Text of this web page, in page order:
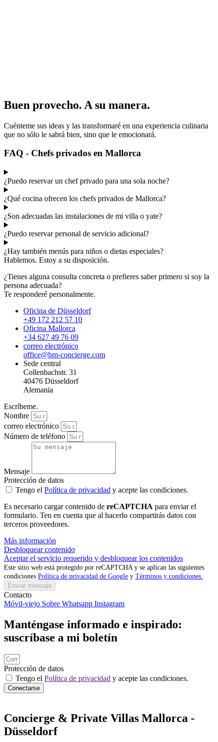
Buen provecho. A su manera.
Cuénteme sus ideas y las transformaré en una experiencia culinaria
que no sólo le sabrá bien, sino que le emocionará.
FAQ - Chefs privados en Mallorca
¿Puedo reservar un chef privado para una sola noche?
¿Qué cocina ofrecen los chefs privados de Mallorca?
¿Son adecuadas las instalaciones de mi villa o yate?
¿Puedo reservar personal de servicio adicional?
¿Hay también menús para niños o dietas especiales?
Hablemos. Estoy a su disposición.
¿Tienes alguna consulta concreta o prefieres saber primero si soy la
persona adecuada?
Te responderé personalmente.
Oficina de Düsseldorf
+49 172 212 57 10
Oficina Mallorca
+34 627 49 76 09
correo electrónico
office@bm-concierge.com
Sede central
Collenbachstr. 31
40476 Düsseldorf
Alemania
Escríbeme.
Nombre
correo electrónico
Número de teléfono
Mensaje
Protección de datos
Tengo el Política de privacidad y acepte las condiciones.
Es necesario cargar contenido de reCAPTCHA para enviar el
formulario. Ten en cuenta que al hacerlo compartirás datos con
terceros proveedores.
Más información
Desbloquear contenido
Aceptar el servicio requerido y desbloquear los contenidos
Este sitio web está protegido por reCAPTCHA y se aplican las siguientes
condiciones Política de privacidad de Google y Términos y condiciones.
Enviar mensaje
Contacto
Móvil-viejo Sobre Whatsapp Instagram
Manténgase informado e inspirado:
suscríbase a mi boletín
Protección de datos
Tengo el Política de privacidad y acepte las condiciones.
Conectarse
Concierge & Private Villas Mallorca -
Düsseldorf